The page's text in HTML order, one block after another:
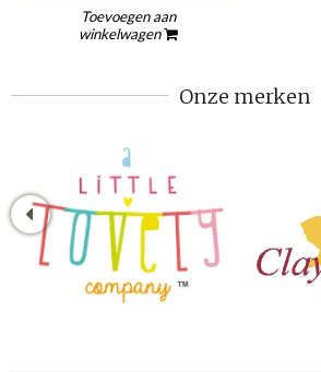
Toevoegen aan
winkelwagen
Onze merken